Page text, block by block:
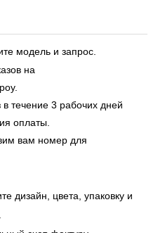
модель и запрос.
на
течение 3 рабочих дней
оплаты.
вам номер для
дизайн, цвета, упаковку и